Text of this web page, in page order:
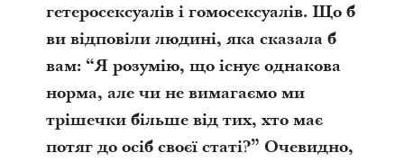
гетеросексуалів і гомосексуалів. Що б
ви відповіли людині, яка сказала б
вам: “Я розумію, що існує однакова
норма, але чи не вимагаємо ми
трішечки більше від тих, хто має
потяг до осіб своєї статі?” Очевидно,